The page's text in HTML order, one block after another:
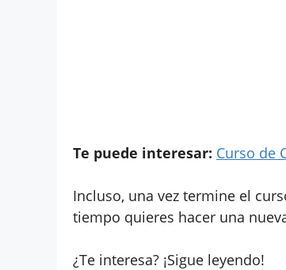
Te puede interesar: Curso de
Incluso, una vez termine el
tiempo quieres hacer una
¿Te interesa? ¡Sigue leyendo!